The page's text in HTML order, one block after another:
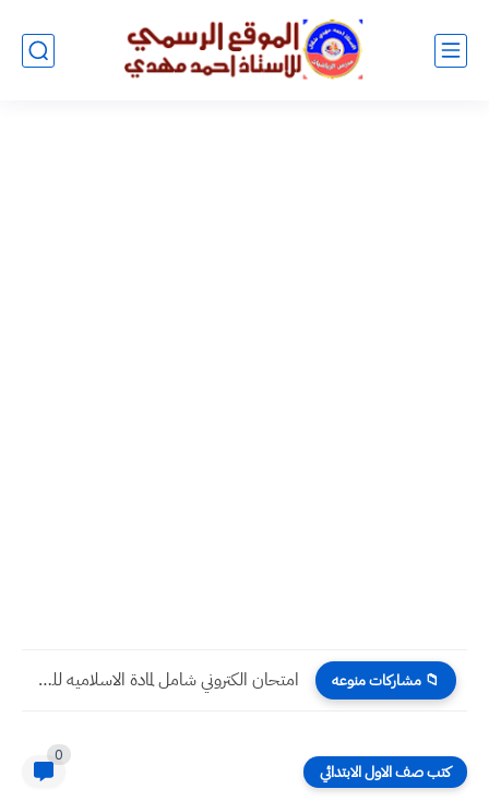
📁 مشاركات منوعه حل اسئلة فيزياء الثاني متوسط الاسبوع الخامس عشر التلفزيون التربوي
كتب صف الاول الابتدائي
0